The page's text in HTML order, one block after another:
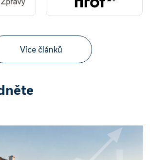
Více článků